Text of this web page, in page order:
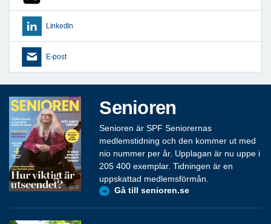
LinkedIn
E-post
Senioren
Senioren är SPF Seniorernas
medlemstidning och den kommer ut med
nio nummer per år. Upplagan är nu uppe i
205 400 exemplar. Tidningen är en
uppskattad medlemsförmån.
Gå till senioren.se